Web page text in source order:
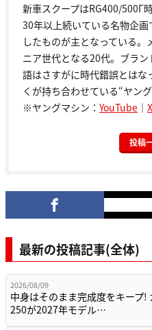
新車スクープはRG400/500Γ
30年以上続いている名物企
したものが主となっている
ニア世代となる20代。ブラ
語はさすがに時代錯誤とは
くが持ち合わせている“ヤン
※ヤングマシン： YouTube ｜ X
投稿
最新の投稿記事(全体)
2026/08/09
中身はそのまま完成度をキープ!
250が2027年モデル…